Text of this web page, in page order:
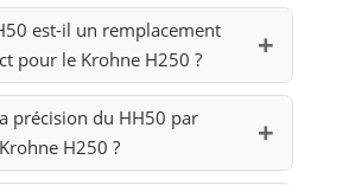
est-il un remplacement
pour le Krohne H250 ?
précision du HH50 par
H250 ?